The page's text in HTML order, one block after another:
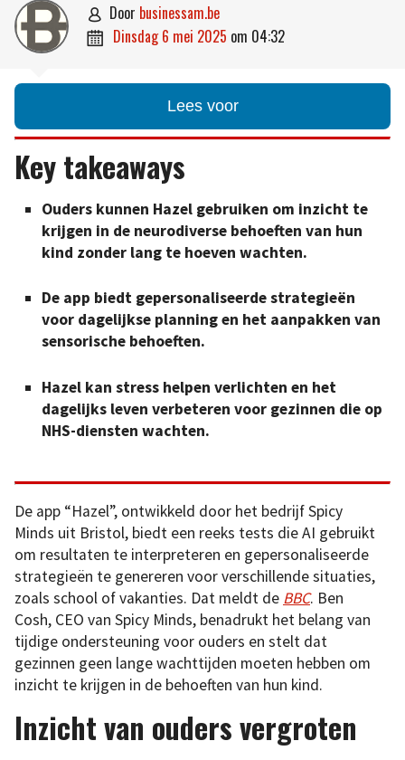
 door businessam.be
 dinsdag 6 mei 2025 om 04:32
Lees voor
Key takeaways
Ouders kunnen Hazel gebruiken om inzicht te
krijgen in de neurodiverse behoeften van hun
kind zonder lang te hoeven wachten.
De app biedt gepersonaliseerde strategieën
voor dagelijkse planning en het aanpakken van
sensorische behoeften.
Hazel kan stress helpen verlichten en het
dagelijks leven verbeteren voor gezinnen die op
NHS-diensten wachten.
De app “Hazel”, ontwikkeld door het bedrijf Spicy
Minds uit Bristol, biedt een reeks tests die AI gebruikt
om resultaten te interpreteren en gepersonaliseerde
strategieën te genereren voor verschillende situaties,
zoals school of vakanties. Dat meldt de BBC. Ben
Cosh, CEO van Spicy Minds, benadrukt het belang van
tijdige ondersteuning voor ouders en stelt dat
gezinnen geen lange wachttijden moeten hebben om
inzicht te krijgen in de behoeften van hun kind.
Inzicht van ouders vergroten